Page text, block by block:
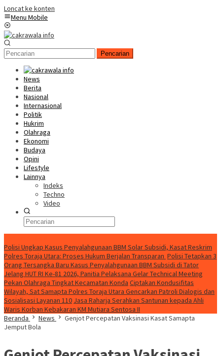
Loncat ke konten
Menu Mobile
Pencarian
News
Berita
Nasional
Internasional
Politik
Hukrim
Olahraga
Ekonomi
Budaya
Opini
Lifestyle
Lainnya
Indeks
Techno
Video
Polisi Ungkap Kasus Penyalahgunaan BBM Solar Subsidi, Kasat Reskrim
Polres Toraja Utara: Proses Hukum Berjalan Transparan Polisi Tetapkan 3
Orang Tersangka Baru Kasus Penyalahgunaan BBM Subsidi di Tator
Jelang HUT RI Ke-81 2026, Panitia Pelaksana Gelar Technical Meeting
Pekan Olahraga Tingkat Kecamatan Konda Ciptakan Kondusifitas
Wilayah, Sat Samapta Polres Toraja Utara Gencarkan Patroli Dialogis dan
Sosialisasi Layanan 110 Jasa Raharja Serahkan Santunan kepada Ahli
Waris Korban Kebakaran KM Mutiara Sentosa II
Beranda
News
Genjot Percepatan Vaksinasi Kasat Samapta
Jemput Bola